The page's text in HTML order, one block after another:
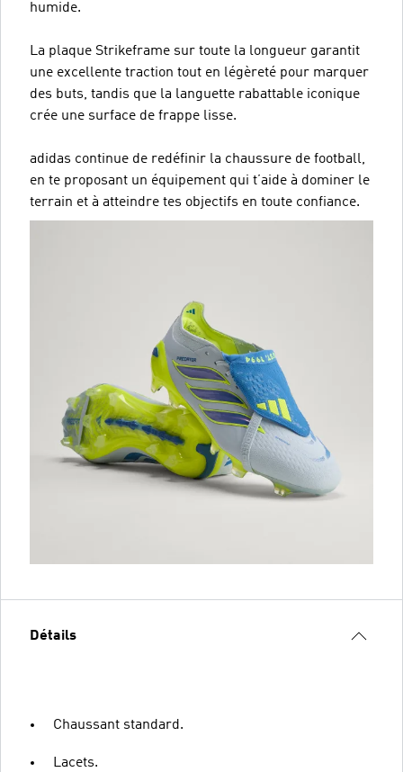
humide.
La plaque Strikeframe sur toute la longueur garantit
une excellente traction tout en légèreté pour marquer
des buts, tandis que la languette rabattable iconique
crée une surface de frappe lisse.
adidas continue de redéfinir la chaussure de football,
en te proposant un équipement qui t’aide à dominer le
terrain et à atteindre tes objectifs en toute confiance.
Détails
Chaussant standard.
Lacets.